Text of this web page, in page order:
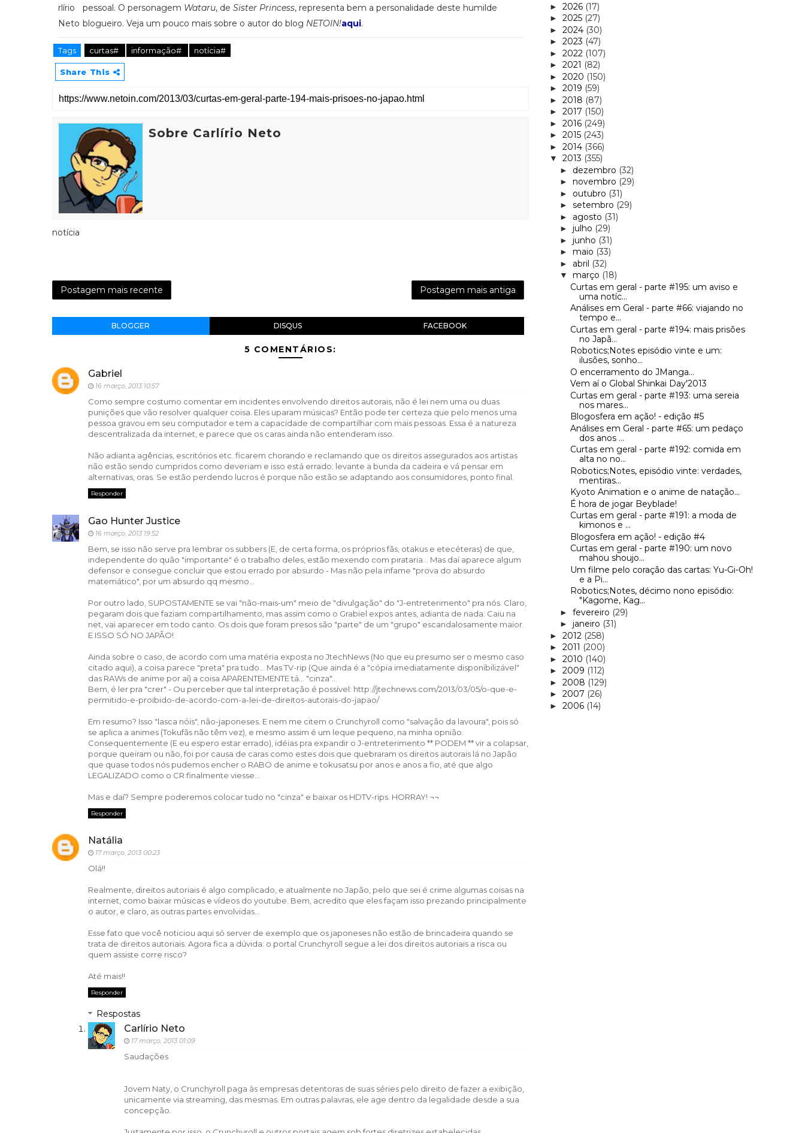
pessoal. O personagem Wataru, de Sister Princess, representa bem a personalidade deste humilde
blogueiro. Veja um pouco mais sobre o autor do blog NETOIN!aqui.
Tags curtas# informação# notícia#
Share This
Sobre Carlírio Neto
notícia
Postagem mais recente Postagem mais antiga
BLOGGER DISQUS FACEBOOK
5 COMENTÁRIOS:
Gabriel
16 março, 2013 10:57
Como sempre costumo comentar em incidentes envolvendo direitos autorais, não é lei nem uma ou duas
punições que vão resolver qualquer coisa. Eles uparam músicas? Então pode ter certeza que pelo menos uma
pessoa gravou em seu computador e tem a capacidade de compartilhar com mais pessoas. Essa é a natureza
descentralizada da internet, e parece que os caras ainda não entenderam isso.
Não adianta agências, escritórios etc. ficarem chorando e reclamando que os direitos assegurados aos artistas
não estão sendo cumpridos como deveriam e isso está errado; levante a bunda da cadeira e vá pensar em
alternativas, oras. Se estão perdendo lucros é porque não estão se adaptando aos consumidores, ponto final.
Responder
Gao Hunter Justice
16 março, 2013 19:52
Bem, se isso não serve pra lembrar os subbers (E, de certa forma, os próprios fãs, otakus e etecéteras) de que,
independente do quão "importante" é o trabalho deles, estão mexendo com pirataria... Mas daí aparece algum
defensor e consegue concluir que estou errado por absurdo - Mas não pela infame "prova do absurdo
matemático", por um absurdo qq mesmo...
Por outro lado, SUPOSTAMENTE se vai "não-mais-um" meio de "divulgação" do "J-entreterimento" pra nós. Claro,
pegaram dois que faziam compartilhamento, mas assim como o Grabiel expos antes, adianta de nada: Caiu na
net, vai aparecer em todo canto. Os dois que foram presos são "parte" de um "grupo" escandalosamente maior.
E ISSO SÓ NO JAPÃO!
Ainda sobre o caso, de acordo com uma matéria exposta no JtechNews (No que eu presumo ser o mesmo caso
citado aqui), a coisa parece "preta" pra tudo... Mas TV-rip (Que ainda é a "cópia imediatamente disponibilizável"
das RAWs de anime por aí) a coisa APARENTEMENTE tá... "cinza"...
Bem, é ler pra "crer" - Ou perceber que tal interpretação é possível: http://jtechnews.com/2013/03/05/o-que-e-
permitido-e-proibido-de-acordo-com-a-lei-de-direitos-autorais-do-japao/
Em resumo? Isso "lasca nóis", não-japoneses. E nem me citem o Crunchyroll como "salvação da lavoura", pois só
se aplica a animes (Tokufãs não têm vez), e mesmo assim é um leque pequeno, na minha opnião.
Consequentemente (E eu espero estar errado), idéias pra expandir o J-entreterimento ** PODEM ** vir a colapsar,
porque queiram ou não, foi por causa de caras como estes dois que quebraram os direitos autorais lá no Japão
que quase todos nós pudemos encher o RABO de anime e tokusatsu por anos e anos a fio, até que algo
LEGALIZADO como o CR finalmente viesse...
Mas e daí? Sempre poderemos colocar tudo no "cinza" e baixar os HDTV-rips. HORRAY! ¬¬
Responder
Natália
17 março, 2013 00:23
Olá!!
Realmente, direitos autoriais é algo complicado, e atualmente no Japão, pelo que sei é crime algumas coisas na
internet, como baixar músicas e vídeos do youtube. Bem, acredito que eles façam isso prezando principalmente
o autor, e claro, as outras partes envolvidas...
Esse fato que você noticiou aqui só server de exemplo que os japoneses não estão de brincadeira quando se
trata de direitos autoriais. Agora fica a dúvida: o portal Crunchyroll segue a lei dos direitos autoriais a risca ou
quem assiste corre risco?
Até mais!!
Responder
Respostas
Carlírio Neto
17 março, 2013 01:09
Saudações
Jovem Naty, o Crunchyroll paga às empresas detentoras de suas séries pelo direito de fazer a exibição,
unicamente via streaming, das mesmas. Em outras palavras, ele age dentro da legalidade desde a sua
concepção.
► 2026 (17)
► 2025 (27)
► 2024 (30)
► 2023 (47)
► 2022 (107)
► 2021 (82)
► 2020 (150)
► 2019 (59)
► 2018 (87)
► 2017 (150)
► 2016 (249)
► 2015 (243)
► 2014 (366)
▼ 2013 (355)
► dezembro (32)
► novembro (29)
► outubro (31)
► setembro (29)
► agosto (31)
► julho (29)
► junho (31)
► maio (33)
► abril (32)
▼ março (18)
Curtas em geral - parte #195: um aviso e
uma notíc...
Análises em Geral - parte #66: viajando no
tempo e...
Curtas em geral - parte #194: mais prisões
no Japã...
Robotics;Notes episódio vinte e um:
ilusões, sonho...
O encerramento do JManga...
Vem aí o Global Shinkai Day'2013
Curtas em geral - parte #193: uma sereia
nos mares...
Blogosfera em ação! - edição #5
Análises em Geral - parte #65: um pedaço
dos anos ...
Curtas em geral - parte #192: comida em
alta no no...
Robotics;Notes, episódio vinte: verdades,
mentiras...
Kyoto Animation e o anime de natação...
É hora de jogar Beyblade!
Curtas em geral - parte #191: a moda de
kimonos e ...
Blogosfera em ação! - edição #4
Curtas em geral - parte #190: um novo
mahou shoujo...
Um filme pelo coração das cartas: Yu-Gi-Oh!
e a Pi...
Robotics;Notes, décimo nono episódio:
"Kagome, Kag...
► fevereiro (29)
► janeiro (31)
► 2012 (258)
► 2011 (200)
► 2010 (140)
► 2009 (112)
► 2008 (129)
► 2007 (26)
► 2006 (14)